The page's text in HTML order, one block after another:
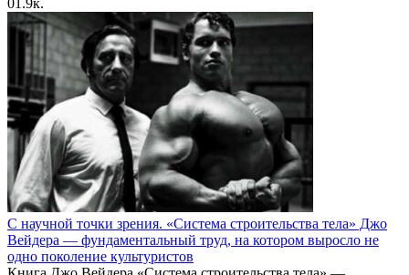
01.9к.
С научной точки зрения. «Система строительства тела» Джо
Вейдера — фундаментальный труд, на котором выросло не
одно поколение культуристов